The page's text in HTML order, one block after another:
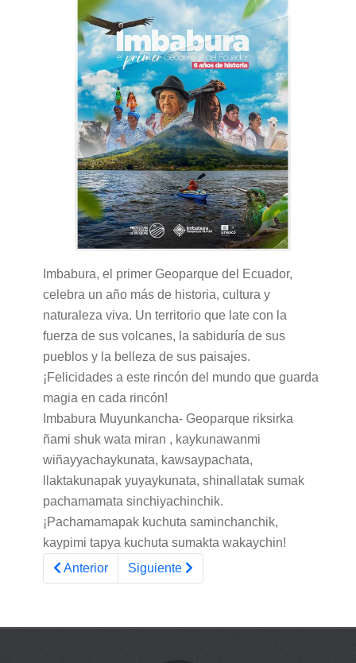
Imbabura, el primer Geoparque del Ecuador,
celebra un año más de historia, cultura y
naturaleza viva. Un territorio que late con la
fuerza de sus volcanes, la sabiduría de sus
pueblos y la belleza de sus paisajes.
¡Felicidades a este rincón del mundo que guarda
magia en cada rincón!
Imbabura Muyunkancha- Geoparque riksirka
ñami shuk wata miran , kaykunawanmi
wiñayyachaykunata, kawsaypachata,
llaktakunapak yuyaykunata, shinallatak sumak
pachamamata sinchiyachinchik.
¡Pachamamapak kuchuta saminchanchik,
kaypimi tapya kuchuta sumakta wakaychin!
Artículo anterior: NUEVOS GEOPARQUES
Anterior Artículo siguiente: ENTRE EL LAGO Y
Siguiente